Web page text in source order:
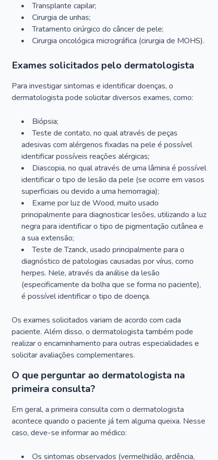
Transplante capilar;
Cirurgia de unhas;
Tratamento cirúrgico do câncer de pele;
Cirurgia oncológica micrográfica (cirurgia de MOHS).
Exames solicitados pelo dermatologista
Para investigar sintomas e identificar doenças, o
dermatologista pode solicitar diversos exames, como:
Biópsia;
Teste de contato, no qual através de peças
adesivas com alérgenos fixadas na pele é possível
identificar possíveis reações alérgicas;
Diascopia, no qual através de uma lâmina é possível
identificar o tipo de lesão da pele (se ocorre em vasos
superficiais ou devido a uma hemorragia);
Exame por luz de Wood, muito usado
principalmente para diagnosticar lesões, utilizando a luz
negra para identificar o tipo de pigmentação cutânea e
a sua extensão;
Teste de Tzanck, usado principalmente para o
diagnóstico de patologias causadas por vírus, como
herpes. Nele, através da análise da lesão
(especificamente da bolha que se forma no paciente),
é possível identificar o tipo de doença.
Os exames solicitados variam de acordo com cada
paciente. Além disso, o dermatologista também pode
realizar o encaminhamento para outras especialidades e
solicitar avaliações complementares.
O que perguntar ao dermatologista na
primeira consulta?
Em geral, a primeira consulta com o dermatologista
acontece quando o paciente já tem alguma queixa. Nesse
caso, deve-se informar ao médico:
Os sintomas observados (vermelhidão, ardência,